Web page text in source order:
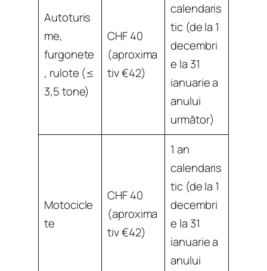
Autoturis
me,
furgonete
, rulote (≤
3,5 tone)
CHF 40
(aproxima
tiv €42)
calendaris
tic (de la 1
decembri
e la 31
ianuarie a
anului
următor)
Motocicle
te
CHF 40
(aproxima
tiv €42)
1 an
calendaris
tic (de la 1
decembri
e la 31
ianuarie a
anului